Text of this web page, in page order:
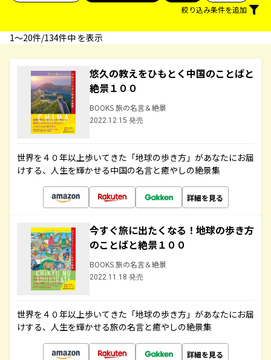
絞り込み条件を追加
1〜20件/134件中 を表示
悠久の教えをひもとく中国のことばと
絶景１００
BOOKS 旅の名言＆絶景
2022.12.15 発売
世界を４０年以上歩いてきた「地球の歩き方」があなたにお届
けする、人生を輝かせる中国の名言と癒やしの絶景集
詳細を見る
今すぐ旅に出たくなる！地球の歩き方
のことばと絶景１００
BOOKS 旅の名言＆絶景
2022.11.18 発売
世界を４０年以上歩いてきた「地球の歩き方」があなたにお届
けする、人生を輝かせる旅の名言と癒やしの絶景集
詳細を見る